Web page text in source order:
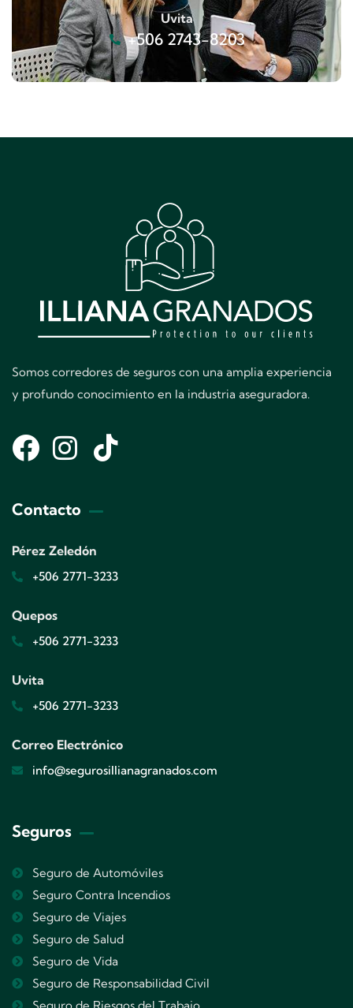
Uvita
+506 2743-8203
Somos corredores de seguros con una amplia experiencia
y profundo conocimiento en la industria aseguradora.
Contacto
Pérez Zeledón
+506 2771-3233
Quepos
+506 2771-3233
Uvita
+506 2771-3233
Correo Electrónico
info@segurosillianagranados.com
Seguros
Seguro de Automóviles
Seguro Contra Incendios
Seguro de Viajes
Seguro de Salud
Seguro de Vida
Seguro de Responsabilidad Civil